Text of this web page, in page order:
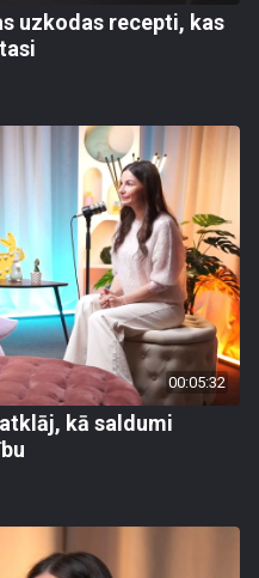
uzkodas recepti, kas
00:05:32
kā saldumi